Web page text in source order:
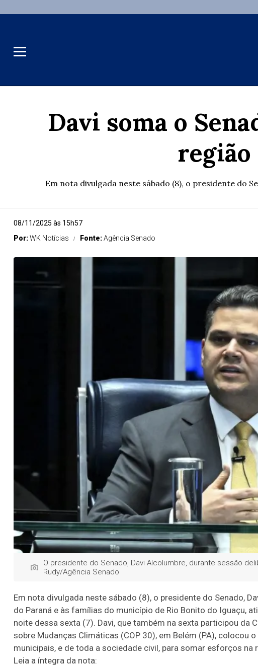
Davi soma o
Em nota divulgada neste sábado (8), o presidente do
08/11/2025 às 15h57
Por:WK Notícias Fonte:Agência Senado
O presidente do Senado, Davi Alcolumbre, durante sessão
Rudy/Agência Senado
Em nota divulgada neste sábado (8), o presidente do Senado,
do Paraná e às famílias do município de Rio Bonito do Iguaçu,
noite dessa sexta (7). Davi, que também na sexta participou da
sobre Mudanças Climáticas (COP 30), em Belém (PA), colocou
municipais, e de toda a sociedade civil, para somar esforços na
Leia a íntegra da nota: